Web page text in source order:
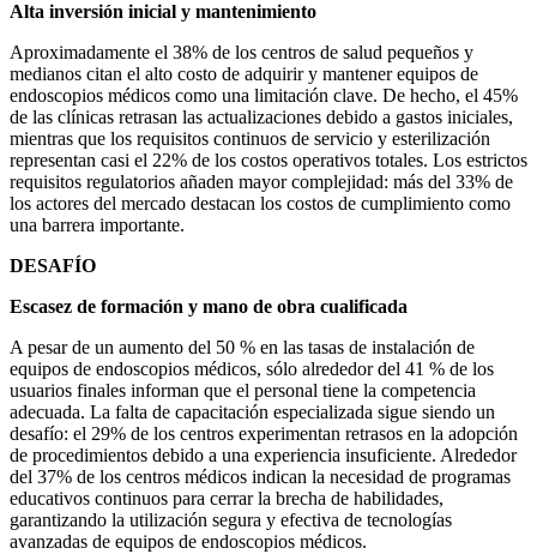
Alta inversión inicial y mantenimiento
Aproximadamente el 38% de los centros de salud pequeños y
medianos citan el alto costo de adquirir y mantener equipos de
endoscopios médicos como una limitación clave. De hecho, el 45%
de las clínicas retrasan las actualizaciones debido a gastos iniciales,
mientras que los requisitos continuos de servicio y esterilización
representan casi el 22% de los costos operativos totales. Los estrictos
requisitos regulatorios añaden mayor complejidad: más del 33% de
los actores del mercado destacan los costos de cumplimiento como
una barrera importante.
DESAFÍO
Escasez de formación y mano de obra cualificada
A pesar de un aumento del 50 % en las tasas de instalación de
equipos de endoscopios médicos, sólo alrededor del 41 % de los
usuarios finales informan que el personal tiene la competencia
adecuada. La falta de capacitación especializada sigue siendo un
desafío: el 29% de los centros experimentan retrasos en la adopción
de procedimientos debido a una experiencia insuficiente. Alrededor
del 37% de los centros médicos indican la necesidad de programas
educativos continuos para cerrar la brecha de habilidades,
garantizando la utilización segura y efectiva de tecnologías
avanzadas de equipos de endoscopios médicos.